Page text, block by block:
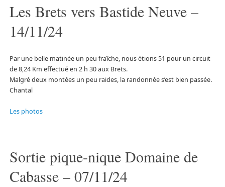
Les Brets vers Bastide Neuve –
14/11/24
Par une belle matinée un peu fraîche, nous étions 51 pour un circuit
de 8,24 Km effectué en 2 h 30 aux Brets.
Malgré deux montées un peu raides, la randonnée s’est bien passée.
Chantal
Les photos
Sortie pique-nique Domaine de
Cabasse – 07/11/24